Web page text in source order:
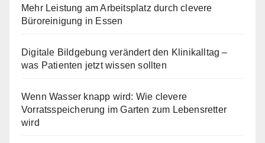
Mehr Leistung am Arbeitsplatz durch clevere
Büroreinigung in Essen
Digitale Bildgebung verändert den Klinikalltag –
was Patienten jetzt wissen sollten
Wenn Wasser knapp wird: Wie clevere
Vorratsspeicherung im Garten zum Lebensretter
wird